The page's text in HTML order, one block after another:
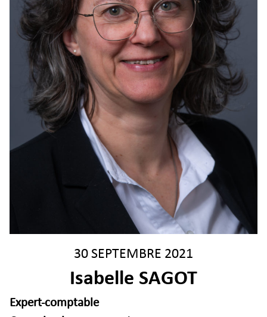
30 SEPTEMBRE 2021
Isabelle SAGOT
Expert-comptable